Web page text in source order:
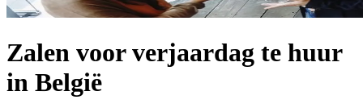
Zalen voor verjaardag te huur
in België